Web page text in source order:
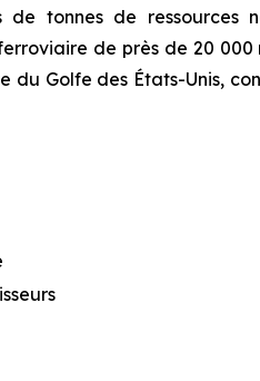
tonnes de ressources
de près de 20 000
Golfe des États-Unis,